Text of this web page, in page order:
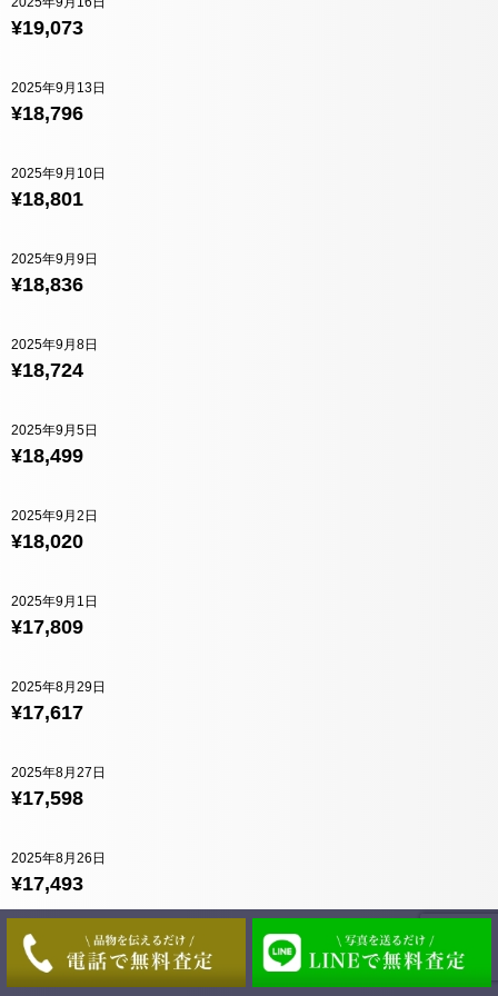
¥19,073
¥18,796
2025年9月13日
¥18,801
2025年9月10日
¥18,836
2025年9月9日
¥18,724
2025年9月8日
¥18,499
2025年9月5日
¥18,020
2025年9月2日
¥17,809
2025年9月1日
¥17,617
2025年8月29日
¥17,598
2025年8月27日
¥17,493
2025年8月26日
¥17,454
2025年8月25日